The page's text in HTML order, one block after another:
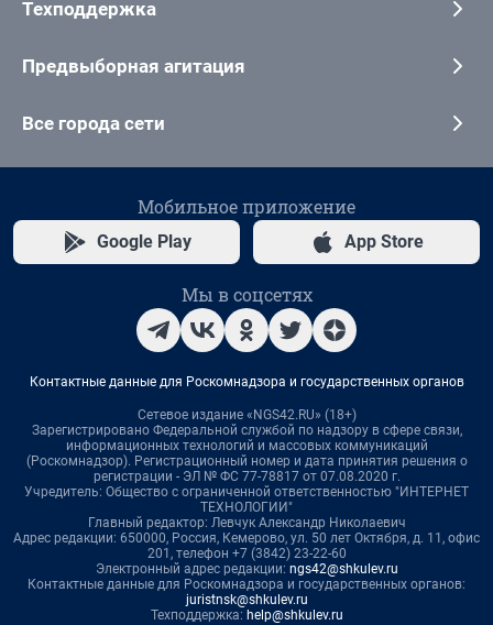
Техподдержка
Предвыборная агитация
Все города сети
Мобильное приложение
Google Play App Store
Мы в соцсетях
Контактные данные для Роскомнадзора и государственных органов
Сетевое издание «NGS42.RU» (18+)
Зарегистрировано Федеральной службой по надзору в сфере связи,
информационных технологий и массовых коммуникаций
(Роскомнадзор). Регистрационный номер и дата принятия решения о
регистрации - ЭЛ № ФС 77-78817 от 07.08.2020 г.
Учредитель: Общество с ограниченной ответственностью "ИНТЕРНЕТ
ТЕХНОЛОГИИ"
Главный редактор: Левчук Александр Николаевич
Адрес редакции: 650000, Россия, Кемерово, ул. 50 лет Октября, д. 11, офис
201, телефон +7 (3842) 23-22-60
Электронный адрес редакции: ngs42@shkulev.ru
Контактные данные для Роскомнадзора и государственных органов:
juristnsk@shkulev.ru
Техподдержка: help@shkulev.ru